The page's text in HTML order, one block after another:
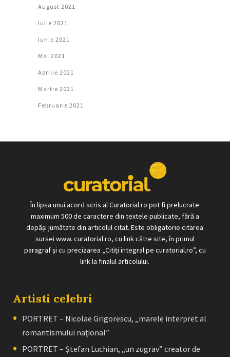
August 2021
Iulie 2021
Iunie 2021
Mai 2021
Aprilie 2021
Martie 2021
Februarie 2021
În lipsa unui acord scris al Curatorial.ro pot fi prelucrate
maximum 500 de caractere din textele publicate, fără a
depăși jumătate din articolul citat. Este obligatorie citarea
sursei www. curatorial.ro, cu link către site, în primul
paragraf și cu precizarea „Citiți integral pe curatorial.ro”, cu
link la finalul articolului.
Artisti celebri
PORTRET – Nicolae Grigorescu, „marele interpret al
romantismului naţional”
PORTRET – Ştefan Luchian, „un zugrav” creator de